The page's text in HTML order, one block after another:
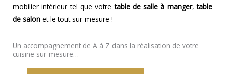
mobilier intérieur tel que votretable de salle à manger,table
de salon et le tout sur-mesure !
Un accompagnement de A à Z dans la réalisation de votre
cuisine sur-mesure…